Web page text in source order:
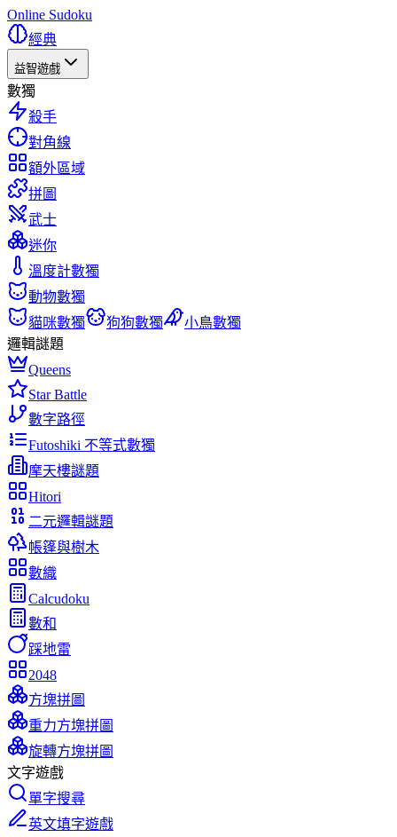
Online Sudoku
經典
益智遊戲
數獨
殺手
對角線
額外區域
拼圖
武士
迷你
溫度計數獨
動物數獨
貓咪數獨
狗狗數獨
小鳥數獨
邏輯謎題
Queens
Star Battle
數字路徑
Futoshiki 不等式數獨
摩天樓謎題
Hitori
二元邏輯謎題
帳篷與樹木
數織
Calcudoku
數和
踩地雷
2048
方塊拼圖
重力方塊拼圖
旋轉方塊拼圖
文字遊戲
單字搜尋
英文填字遊戲